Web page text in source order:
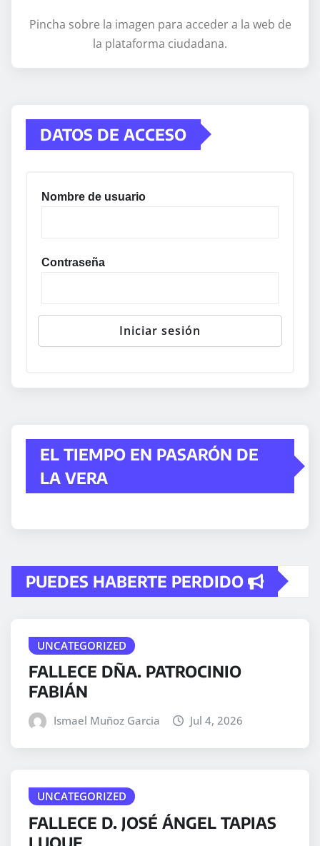
Pincha sobre la imagen para acceder a la web de
la plataforma ciudadana.
DATOS DE ACCESO
Nombre de usuario
Contraseña
EL TIEMPO EN PASARÓN DE
LA VERA
PUEDES HABERTE PERDIDO
UNCATEGORIZED
FALLECE DÑA. PATROCINIO
FABIÁN
Ismael Muñoz Garcia Jul 4, 2026
UNCATEGORIZED
FALLECE D. JOSÉ ÁNGEL TAPIAS